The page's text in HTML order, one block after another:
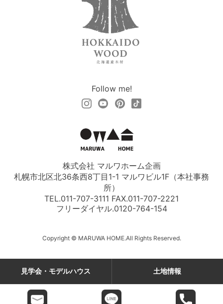
Follow me!
株式会社 マルワホーム企画
札幌市北区北36条西8丁目1-1 マルワビル1F（本社事務
所）
TEL.011-707-3111 FAX.011-707-2221
フリーダイヤル.0120-764-154
Copyright © MARUWA HOME.All Rights Reserved.
見学会・モデルハウス 土地情報